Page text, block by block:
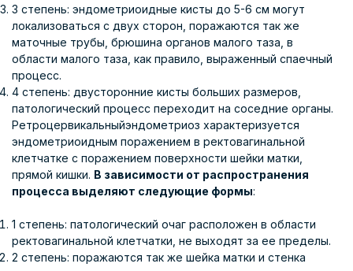
3 степень: эндометриоидные кисты до 5-6 см могут
локализоваться с двух сторон, поражаются так же
маточные трубы, брюшина органов малого таза, в
области малого таза, как правило, выраженный спаечный
процесс.
4 степень: двусторонние кисты больших размеров,
патологический процесс переходит на соседние органы.
Ретроцервикальныйэндометриоз характеризуется
эндометриоидным поражением в ректовагинальной
клетчатке с поражением поверхности шейки матки,
прямой кишки. В зависимости от распространения
процесса выделяют следующие формы:
1 степень: патологический очаг расположен в области
ректовагинальной клетчатки, не выходят за ее пределы.
2 степень: поражаются так же шейка матки и стенка